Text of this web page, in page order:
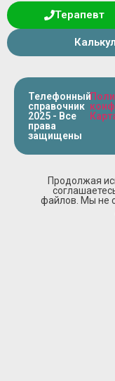
Терапевт
Телефонный
справочник
2025 - Все
права
защищены
Продолжая
файлов. Мы не